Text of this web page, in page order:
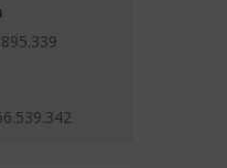
.342